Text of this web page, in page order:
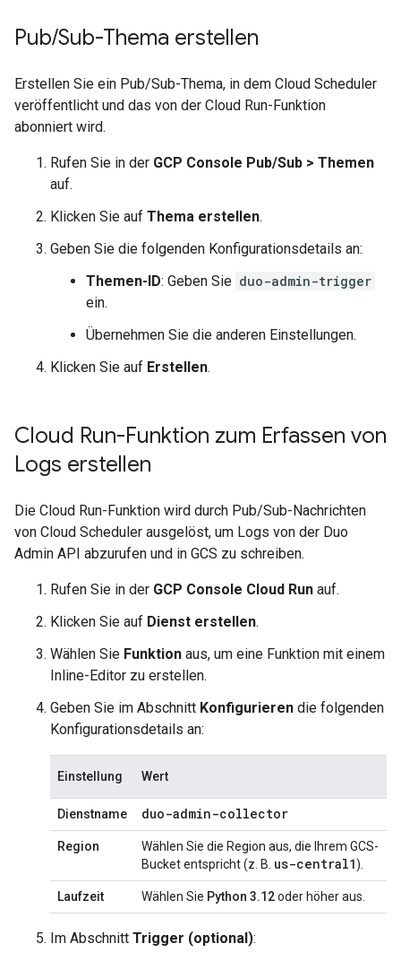
Pub/Sub-Thema erstellen
Erstellen Sie ein Pub/Sub-Thema, in dem Cloud Scheduler
veröffentlicht und das von der Cloud Run-Funktion
abonniert wird.
Rufen Sie in der GCP Console Pub/Sub > Themen
auf.
Klicken Sie auf Thema erstellen.
Geben Sie die folgenden Konfigurationsdetails an:
Themen-ID: Geben Sie duo-admin-trigger
ein.
Übernehmen Sie die anderen Einstellungen.
Klicken Sie auf Erstellen.
Cloud Run-Funktion zum Erfassen von
Logs erstellen
Die Cloud Run-Funktion wird durch Pub/Sub-Nachrichten
von Cloud Scheduler ausgelöst, um Logs von der Duo
Admin API abzurufen und in GCS zu schreiben.
Rufen Sie in der GCP Console Cloud Run auf.
Klicken Sie auf Dienst erstellen.
Wählen Sie Funktion aus, um eine Funktion mit einem
Inline-Editor zu erstellen.
Geben Sie im Abschnitt Konfigurieren die folgenden
Konfigurationsdetails an:
Einstellung Wert
Dienstname duo-admin-collector
Region
Wählen Sie die Region aus, die Ihrem GCS-
Bucket entspricht (z. B. us-central1).
Laufzeit Wählen Sie Python 3.12oder höher aus.
Im Abschnitt Trigger (optional):